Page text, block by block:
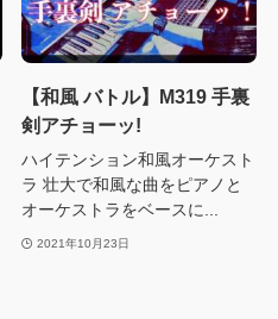
【和風 バトル】M319 手裏
剣アチョーッ!
ハイテンション和風オーケスト
ラ 壮大で和風な曲をピアノと
オーケストラをベースに...
2021年10月23日